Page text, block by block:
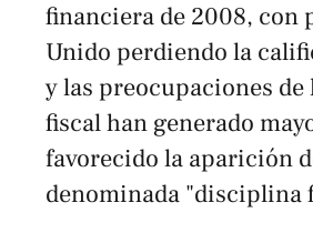
financiera de 2008, con
Unido perdiendo la
y las preocupaciones
fiscal han generado
favorecido la aparición
denominada "disciplina